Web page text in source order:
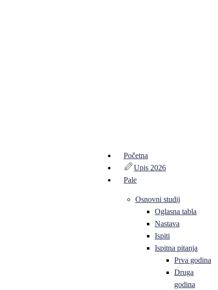
Početna
Upis 2026
Pale
Osnovni studij
Oglasna tabla
Nastava
Ispiti
Ispitna pitanja
Prva godina
Druga
godina